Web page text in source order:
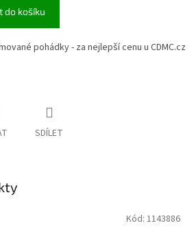
do košíku
pohádky - za nejlepší cenu u CDMC.cz
SDÍLET
Kód: 1143886